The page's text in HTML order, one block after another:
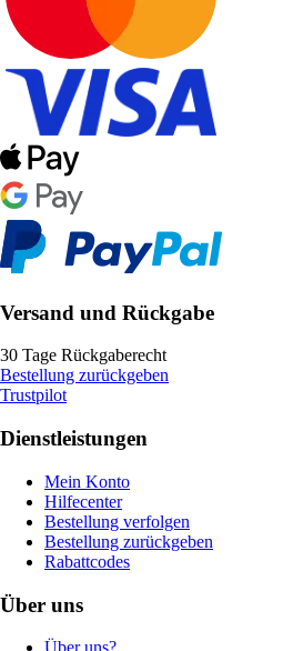
Versand und Rückgabe
30 Tage Rückgaberecht
Bestellung zurückgeben
Trustpilot
Dienstleistungen
Mein Konto
Hilfecenter
Bestellung verfolgen
Bestellung zurückgeben
Rabattcodes
Über uns